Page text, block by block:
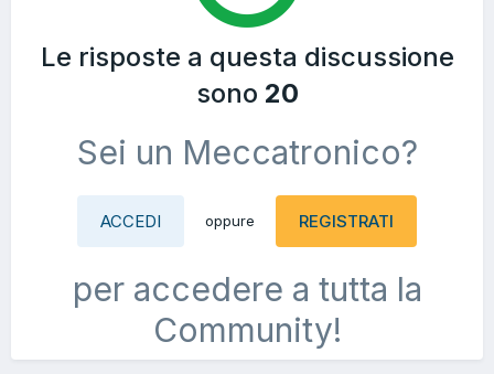
Le risposte a questa discussione
sono 20
Sei un Meccatronico?
ACCEDI oppure REGISTRATI
per accedere a tutta la
Community!